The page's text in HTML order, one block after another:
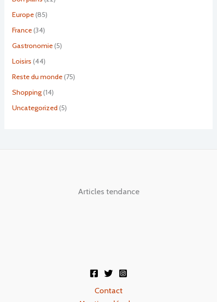
Europe(85)
France(34)
Gastronomie(5)
Loisirs (44)
Reste du monde(75)
Shopping(14)
Uncategorized (5)
Articles tendance
Contact